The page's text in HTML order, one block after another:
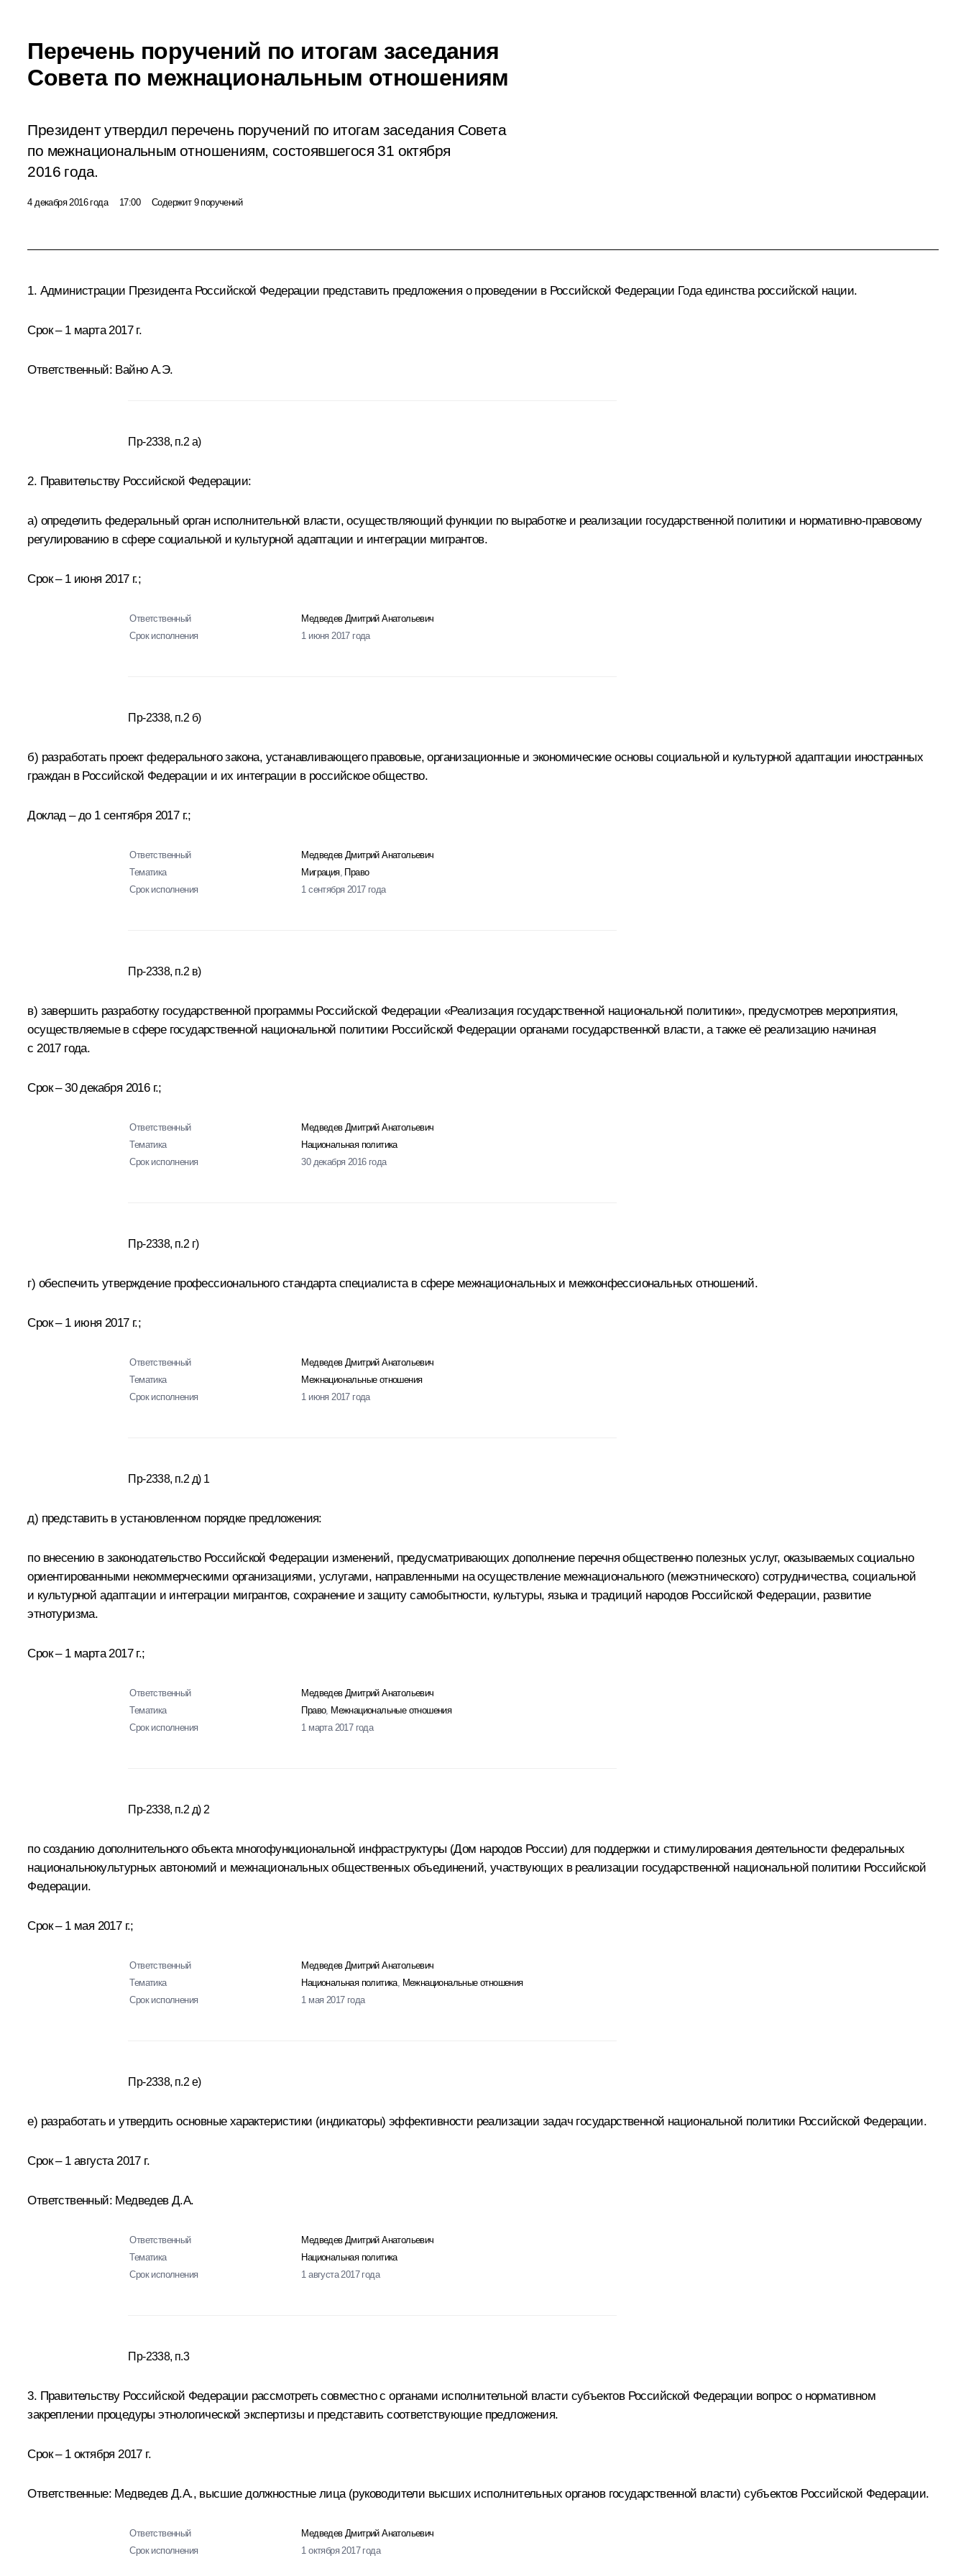
Перечень поручений по итогам заседания
Совета по межнациональным отношениям
Президент утвердил перечень поручений по итогам заседания Совета
по межнациональным отношениям, состоявшегося 31 октября
2016 года.
4 декабря 2016 года 17:00 Содержит 9 поручений
1. Администрации Президента Российской Федерации представить предложения о проведении в Российской Федерации Года единства российской нации.
Срок – 1 марта 2017 г.
Ответственный: Вайно А.Э.
Пр-2338, п.2 а)
2. Правительству Российской Федерации:
а) определить федеральный орган исполнительной власти, осуществляющий функции по выработке и реализации государственной политики и нормативно-правовому
регулированию в сфере социальной и культурной адаптации и интеграции мигрантов.
Срок – 1 июня 2017 г.;
Ответственный
Медведев Дмитрий Анатольевич
Срок исполнения
1 июня 2017 года
Пр-2338, п.2 б)
б) разработать проект федерального закона, устанавливающего правовые, организационные и экономические основы социальной и культурной адаптации иностранных
граждан в Российской Федерации и их интеграции в российское общество.
Доклад – до 1 сентября 2017 г.;
Ответственный
Медведев Дмитрий Анатольевич
Тематика
Миграция, Право
Срок исполнения
1 сентября 2017 года
Пр-2338, п.2 в)
в) завершить разработку государственной программы Российской Федерации «Реализация государственной национальной политики», предусмотрев мероприятия,
осуществляемые в сфере государственной национальной политики Российской Федерации органами государственной власти, а также её реализацию начиная
с 2017 года.
Срок – 30 декабря 2016 г.;
Ответственный
Медведев Дмитрий Анатольевич
Тематика
Национальная политика
Срок исполнения
30 декабря 2016 года
Пр-2338, п.2 г)
г) обеспечить утверждение профессионального стандарта специалиста в сфере межнациональных и межконфессиональных отношений.
Срок – 1 июня 2017 г.;
Ответственный
Медведев Дмитрий Анатольевич
Тематика
Межнациональные отношения
Срок исполнения
1 июня 2017 года
Пр-2338, п.2 д) 1
д) представить в установленном порядке предложения:
по внесению в законодательство Российской Федерации изменений, предусматривающих дополнение перечня общественно полезных услуг, оказываемых социально
ориентированными некоммерческими организациями, услугами, направленными на осуществление межнационального (межэтнического) сотрудничества, социальной
и культурной адаптации и интеграции мигрантов, сохранение и защиту самобытности, культуры, языка и традиций народов Российской Федерации, развитие
этнотуризма.
Срок – 1 марта 2017 г.;
Ответственный
Медведев Дмитрий Анатольевич
Тематика
Право, Межнациональные отношения
Срок исполнения
1 марта 2017 года
Пр-2338, п.2 д) 2
по созданию дополнительного объекта многофункциональной инфраструктуры (Дом народов России) для поддержки и стимулирования деятельности федеральных
национальнокультурных автономий и межнациональных общественных объединений, участвующих в реализации государственной национальной политики Российской
Федерации.
Срок – 1 мая 2017 г.;
Ответственный
Медведев Дмитрий Анатольевич
Тематика
Национальная политика, Межнациональные отношения
Срок исполнения
1 мая 2017 года
Пр-2338, п.2 е)
е) разработать и утвердить основные характеристики (индикаторы) эффективности реализации задач государственной национальной политики Российской Федерации.
Срок – 1 августа 2017 г.
Ответственный: Медведев Д.А.
Ответственный
Медведев Дмитрий Анатольевич
Тематика
Национальная политика
Срок исполнения
1 августа 2017 года
Пр-2338, п.3
3. Правительству Российской Федерации рассмотреть совместно с органами исполнительной власти субъектов Российской Федерации вопрос о нормативном
закреплении процедуры этнологической экспертизы и представить соответствующие предложения.
Срок – 1 октября 2017 г.
Ответственные: Медведев Д.А., высшие должностные лица (руководители высших исполнительных органов государственной власти) субъектов Российской Федерации.
Ответственный
Медведев Дмитрий Анатольевич
Срок исполнения
1 октября 2017 года